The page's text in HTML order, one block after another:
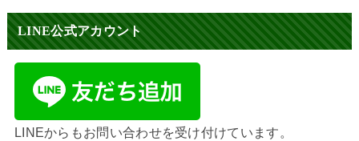
LINE公式アカウント
LINEからもお問い合わせを受け付けています。